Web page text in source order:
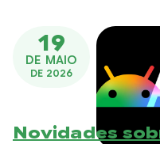
19
DE MAIO
DE 2026
Novidades